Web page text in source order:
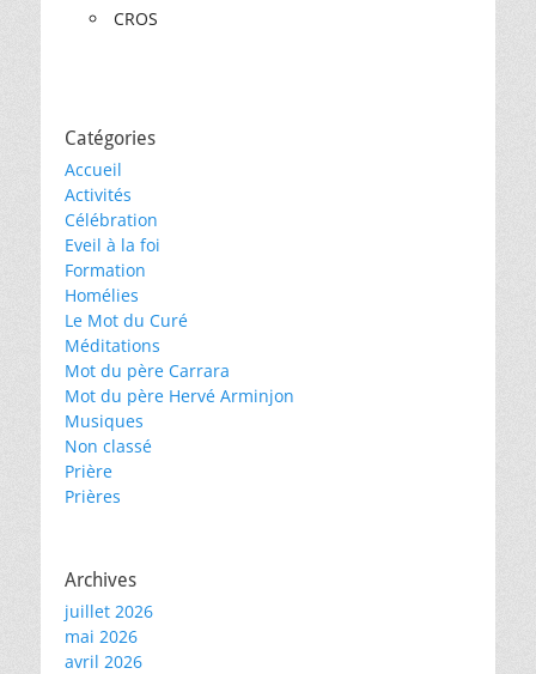
CROS
Catégories
Accueil
Activités
Célébration
Eveil à la foi
Formation
Homélies
Le Mot du Curé
Méditations
Mot du père Carrara
Mot du père Hervé Arminjon
Musiques
Non classé
Prière
Prières
Archives
juillet 2026
mai 2026
avril 2026